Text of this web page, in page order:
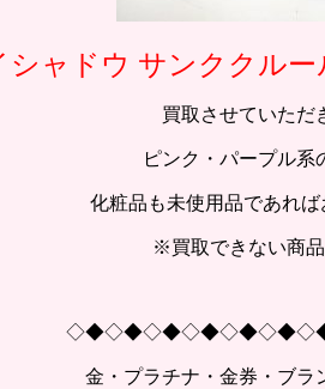
シャドウ サンククル
買取させていただ
ピンク・パープル系
化粧品も未使用品であれ
※買取できない商
金・プラチナ・金券・ブラ